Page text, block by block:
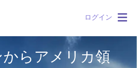
ログイン
らアメリカ領